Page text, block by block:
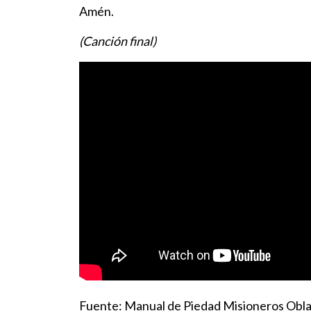
Amén.
(Canción final)
Fuente: Manual de Piedad Misioneros